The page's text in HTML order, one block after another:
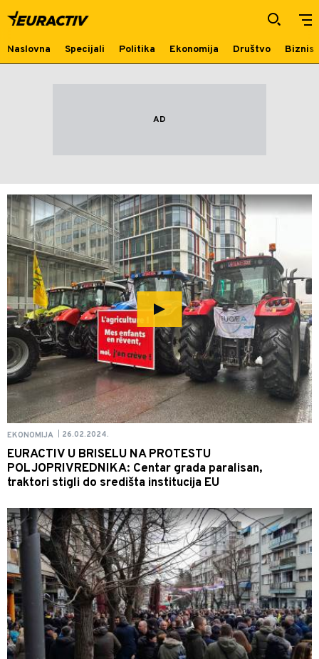
Protest
Naslovna Specijali Politika Ekonomija Društvo Biznis
EKONOMIJA 26.02.2024.
EURACTIV U BRISELU NA PROTESTU
POLJOPRIVREDNIKA: Centar grada paralisan,
traktori stigli do središta institucija EU